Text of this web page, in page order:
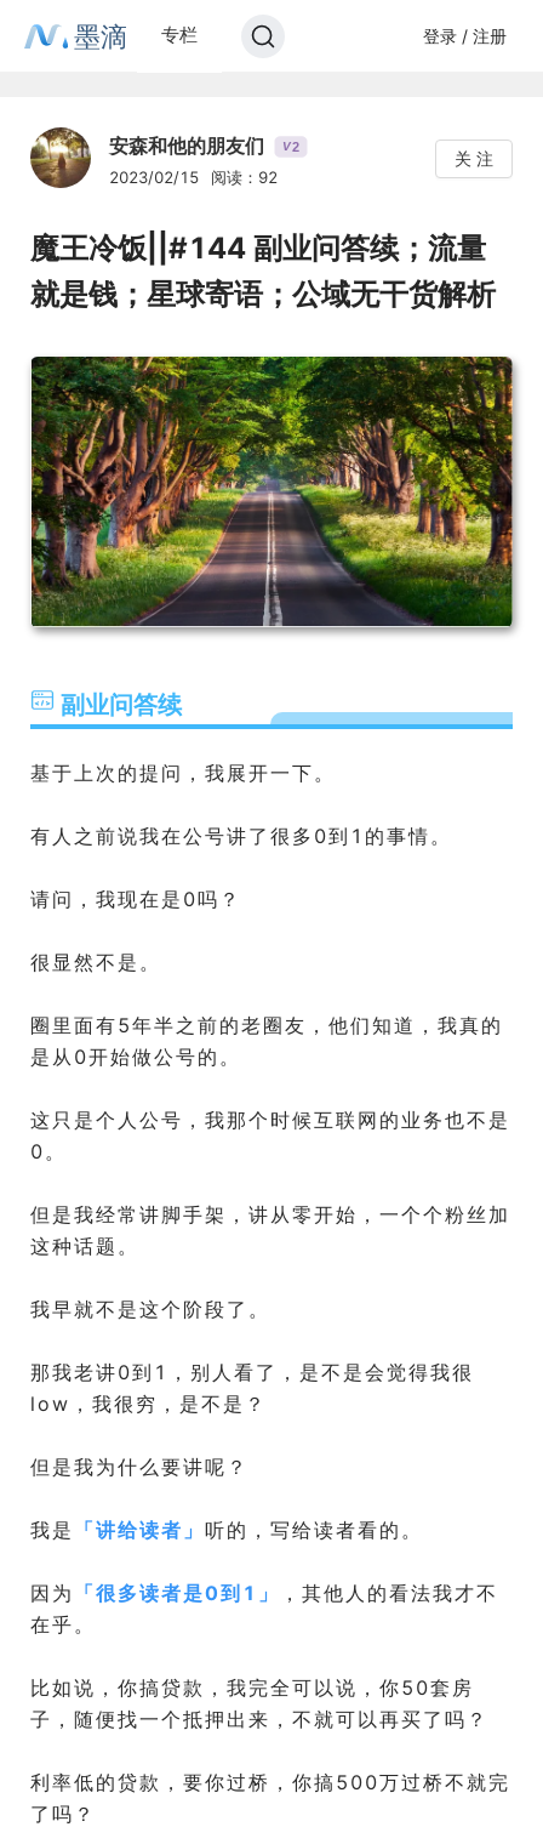
墨滴 专栏 登录 / 注册
安森和他的朋友们 V2
2023/02/15 阅读：92
关 注
魔王冷饭||#144 副业问答续；流量
就是钱；星球寄语；公域无干货解析
副业问答续
基于上次的提问，我展开一下。
有人之前说我在公号讲了很多0到1的事情。
请问，我现在是0吗？
很显然不是。
圈里面有5年半之前的老圈友，他们知道，我真的
是从0开始做公号的。
这只是个人公号，我那个时候互联网的业务也不是
0。
但是我经常讲脚手架，讲从零开始，一个个粉丝加
这种话题。
我早就不是这个阶段了。
那我老讲0到1，别人看了，是不是会觉得我很
low，我很穷，是不是？
但是我为什么要讲呢？
我是 「讲给读者 」 听的，写给读者看的。
因为 「很多读者是0到1 」
，其他人的看法我才不
在乎。
比如说，你搞贷款，我完全可以说，你50套房
子，随便找一个抵押出来，不就可以再买了吗？
利率低的贷款，要你过桥，你搞500万过桥不就完
了吗？